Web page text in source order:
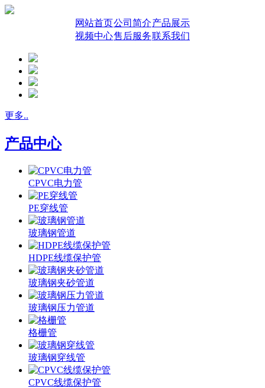
网站首页公司简介产品展示
视频中心售后服务联系我们
更多..
产品中心
CPVC电力管
PE穿线管
玻璃钢管道
HDPE线缆保护管
玻璃钢夹砂管道
玻璃钢压力管道
格栅管
玻璃钢穿线管
CPVC线缆保护管